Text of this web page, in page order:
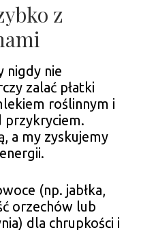
z
nigdy nie
zalać płatki
roślinnym i
przykryciem.
a my zyskujemy
(np. jabłka,
orzechów lub
dla chrupkości i